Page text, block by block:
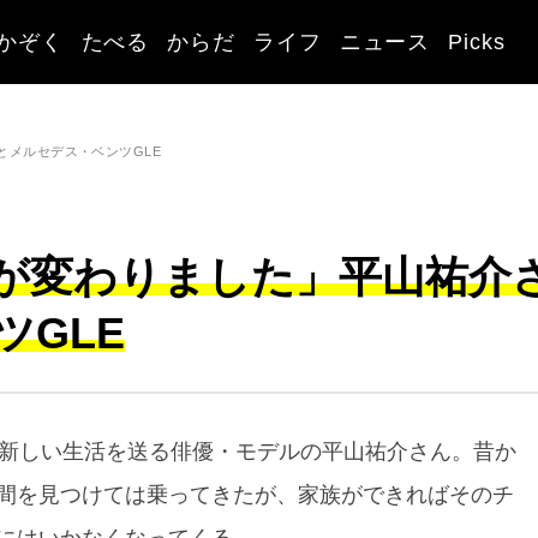
ぞく たべる からだ ライフ ニュース Picks
メルセデス・ベンツGLE
変わりました」平山祐介
GLE
しい生活を送る俳優・モデルの平山祐介さん。昔か
を見つけては乗ってきたが、家族ができればそのチ